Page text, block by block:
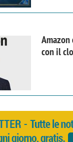
con il